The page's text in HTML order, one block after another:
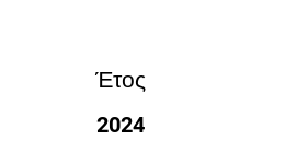
Έτος
2024